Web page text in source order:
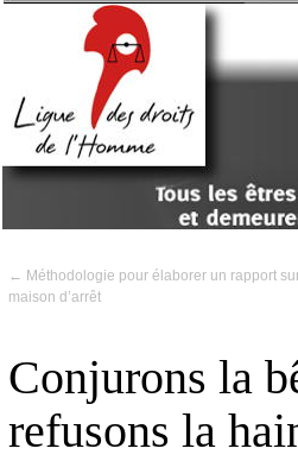
← Méthodologie pour élaborer un rapport
maison d’arrêt
Conjurons la
refusons la